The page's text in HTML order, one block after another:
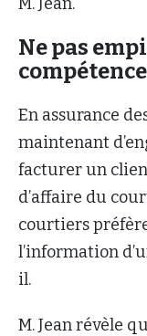
Ne pas
En assurance
maintenant
facturer un
d’affaire du
courtiers
l’information
il.
M. Jean révèle